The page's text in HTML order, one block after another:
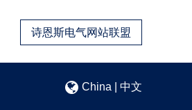
诗恩斯电气网站联盟
China | 中文